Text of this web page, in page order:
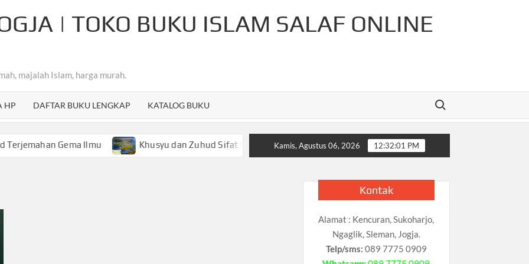
| TOKO BUKU ISLAM SALAF ONLINE
majalah Islam, harga murah.
HP DAFTAR BUKU LENGKAP KATALOG BUKU
Search for:
Gema Ilmu Khusyu dan Zuhud Sifat Mulia Hamba Ar-Rahman Cahaya Tauhid Press
Kamis, Agustus 06, 2026 12:32:02 PM
Kontak
Alamat : Kencuran, Sukoharjo,
Ngaglik, Sleman, Jogja.
Telp/sms: 089 7775 0909